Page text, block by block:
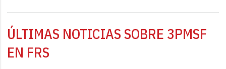
ÚLTIMAS NOTICIAS SOBRE 3PMSF
EN FRS